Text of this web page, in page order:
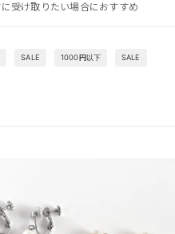
受け取りたい場合におすすめ
SALE 1000円以下 SALE